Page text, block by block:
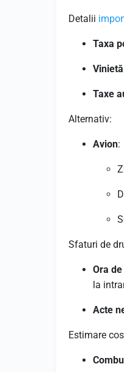
Detalii
Taxa
Taxe
Alternativ:
Avion:
Sfaturi de
Ora
la
Acte
Estimare